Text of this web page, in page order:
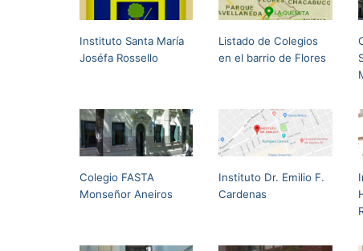
Instituto Santa María
Joséfa Rossello
Listado de Colegios
en el barrio de Flores
Colegio FASTA
Monseñor Aneiros
Instituto Dr. Emilio F.
Cardenas